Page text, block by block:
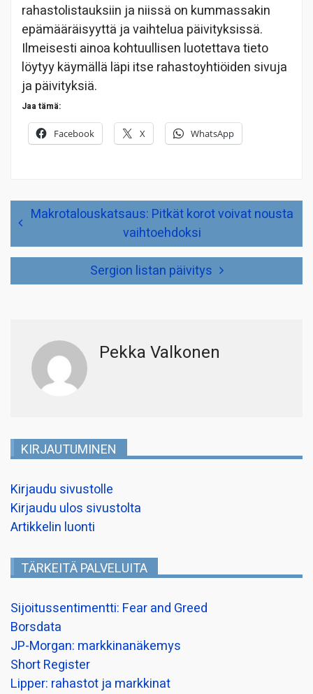
rahastolistauksiin ja niissä on kummassakin
epämääräisyyttä ja vaihtelua päivityksissä.
Ilmeisesti ainoa kohtuullisen luotettava tieto
löytyy käymällä läpi itse rahastoyhtiöiden sivuja
ja päivityksiä.
Jaa tämä:
Facebook X WhatsApp
Artikkelien
selausMakrotalouskatsaus: Pitkät korot voivat nousta
vaihtoehdoksi
Sergion listan päivitys
Pekka Valkonen
KIRJAUTUMINEN
Kirjaudu sivustolle
Kirjaudu ulos sivustolta
Artikkelin luonti
TÄRKEITÄ PALVELUITA
Sijoitussentimentti: Fear and Greed
Borsdata
JP-Morgan: markkinanäkemys
Short Register
Lipper: rahastot ja markkinat